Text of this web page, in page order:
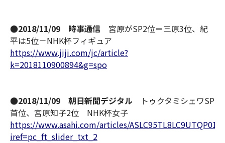
●2018/11/09 時事通信 宮原がSP2位＝三原3位、紀
平は5位－NHK杯フィギュア
https://www.jiji.com/jc/article?
k=2018110900894&g=spo
●2018/11/09 朝日新聞デジタル トゥクタミシェワSP
首位、宮原知子2位 NHK杯女子
https://www.asahi.com/articles/
iref=pc_ft_slider_txt_2